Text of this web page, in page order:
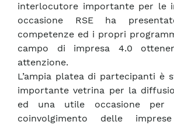
interlocutore importante per le
occasione RSE ha
competenze ed i propri
campo di impresa 4.0
attenzione.
L’ampia platea di partecipanti è
importante vetrina per la
ed una utile occasione per
coinvolgimento delle